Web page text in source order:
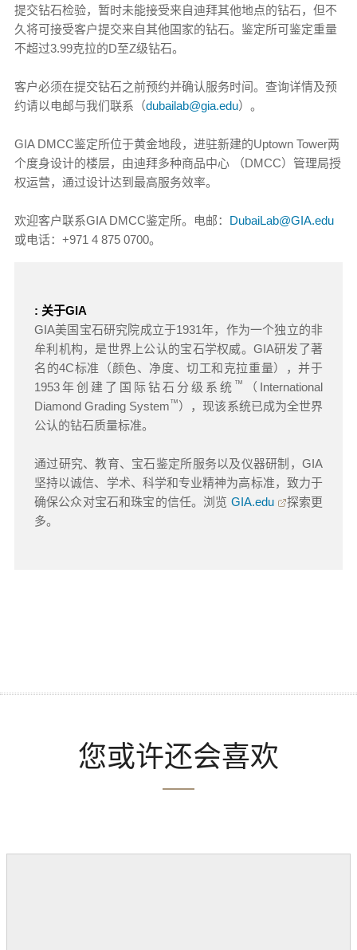
提交钻石检验，暂时未能接受来自迪拜其他地点的钻石，但不
久将可接受客户提交来自其他国家的钻石。鉴定所可鉴定重量
不超过3.99克拉的D至Z级钻石。
客户必须在提交钻石之前预约并确认服务时间。查询详情及预
约请以电邮与我们联系（dubailab@gia.edu）。
GIA DMCC鉴定所位于黄金地段，进驻新建的Uptown Tower两
个度身设计的楼层，由迪拜多种商品中心 （DMCC）管理局授
权运营，通过设计达到最高服务效率。
欢迎客户联系GIA DMCC鉴定所。电邮： DubaiLab@GIA.edu
或电话：+971 4 875 0700。
: 关于GIA
GIA美国宝石研究院成立于1931年，作为一个独立的非
牟利机构，是世界上公认的宝石学权威。GIA研发了著
名的4C标准（颜色、净度、切工和克拉重量），并于
1953年创建了国际钻石分级系统 ™
（International
Diamond Grading System™），现该系统已成为全世界
公认的钻石质量标准。
通过研究、教育、宝石鉴定所服务以及仪器研制，GIA
坚持以诚信、学术、科学和专业精神为高标准，致力于
确保公众对宝石和珠宝的信任。浏览 GIA.edu
探索更
多。
您或许还会喜欢